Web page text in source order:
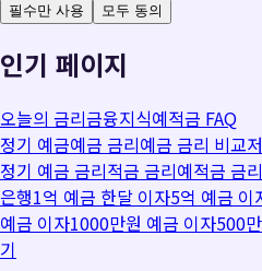
필수만 사용 모두 동의
인기 페이지
오늘의 금리금융지식예적금 FAQ
정기 예금예금 금리예금 금리 비교
정기 예금 금리적금 금리예적금 금리
은행1억 예금 한달 이자5억 예금 이
예금 이자1000만원 예금 이자500
기